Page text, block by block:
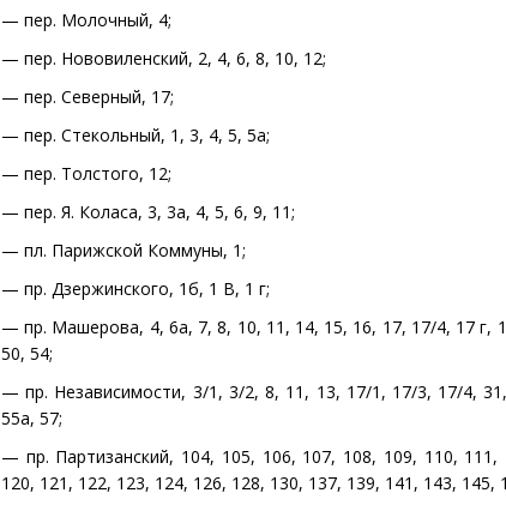
— пер. Молочный, 4;
— пер. Нововиленский, 2, 4, 6, 8, 10, 12;
— пер. Северный, 17;
— пер. Стекольный, 1, 3, 4, 5, 5а;
— пер. Толстого, 12;
— пер. Я. Коласа, 3, 3а, 4, 5, 6, 9, 11;
— пл. Парижской Коммуны, 1;
— пр. Дзержинского, 1б, 1 В, 1 г;
— пр. Машерова, 4, 6а, 7, 8, 10, 11, 14, 15, 16, 17, 17/4, 17 г,
50, 54;
— пр. Независимости, 3/1, 3/2, 8, 11, 13, 17/1, 17/3, 17/4,
55а, 57;
— пр. Партизанский, 104, 105, 106, 107, 108, 109, 110,
120, 121, 122, 123, 124, 126, 128, 130, 137, 139, 141, 143, 145,